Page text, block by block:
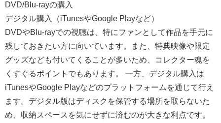
DVD/Blu-rayの購入
デジタル購入（iTunesやGoogle Playなど）
DVDやBlu-rayでの視聴は、特にファンとして作品を手元に
残しておきたい方に向いています。また、特典映像や限定
グッズなども付いてくることが多いため、コレクター魂を
くすぐるポイントでもあります。 一方、デジタル購入は
iTunesやGoogle Playなどのプラットフォームを通じて行え
ます。デジタル版はディスクを保管する場所を取らないた
め、収納スペースを気にせずに済むのが大きな利点です。